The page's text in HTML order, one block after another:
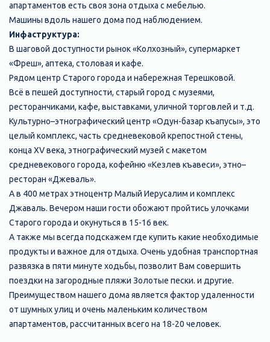
апартаментов есть своя зона отдыха с мебелью.
Машины вдоль нашего дома под наблюдением.
Инфаструктура:
В шаговой доступности рынок «Колхозный», супермаркет
«Фреш», аптека, столовая и кафе.
Рядом центр Старого города и набережная Терешковой.
Всё в пешей доступности, старый город с музеями,
ресторанчиками, кафе, выставками, уличной торговлей и т.д.
Культурно–этнографический центр «Одун-базар къапусы», это
целый комплекс, часть средневековой крепостной стены,
конца XV века, этнографический музей с макетом
средневекового города, кофейню «Кезлев къавеси», этно–
ресторан «Джеваль».
А в 400 метрах этноцентр Малый Иерусалим и комплекс
Джаваль. Вечером наши гости обожают пройтись улочками
Старого города и окунуться в 15-16 век.
А также мы всегда подскажем где купить какие необходимые
продукты и важное для отдыха. Очень удобная транспортная
развязка в пяти минуте ходьбы, позволит Вам совершить
поездки на загородные пляжи Золотые пески. и другие.
Преимуществом нашего дома является фактор удаленности
от шумных улиц и очень маленьким количеством
апартаментов, рассчитанных всего на 18-20 человек.